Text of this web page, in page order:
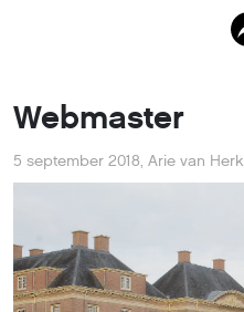
Webmaster
5 september 2018, Arie van Herk